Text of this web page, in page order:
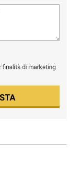
finalità di marketing